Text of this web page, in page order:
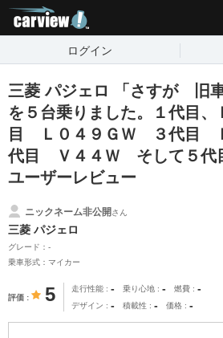
ログイン
三菱 パジェロ 「さすが 旧
を５台乗りました。１代目
目 Ｌ０４９ＧＷ ３代目
代目 Ｖ４４Ｗ そして５代
ユーザーレビュー
ニックネーム非公開さん
三菱 パジェロ
グレード：-
乗車形式：マイカー
評価 5 走行性能 - 乗り心地 - 燃費 -
デザイン - 積載性 - 価格 -